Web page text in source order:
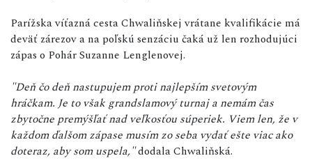
Parížska víťazná cesta Chwaliňskej vrátane kvalifikácie má
deväť zárezov a na poľskú senzáciu čaká už len rozhodujúci
zápas o Pohár Suzanne Lenglenovej.
"Deň čo deň nastupujem proti najlepším svetovým
hráčkam. Je to však grandslamový turnaj a nemám čas
zbytočne premýšľať nad veľkosťou súperiek. Viem len, že v
každom ďalšom zápase musím zo seba vydať ešte viac ako
doteraz, aby som uspela,"dodala Chwaliňská.